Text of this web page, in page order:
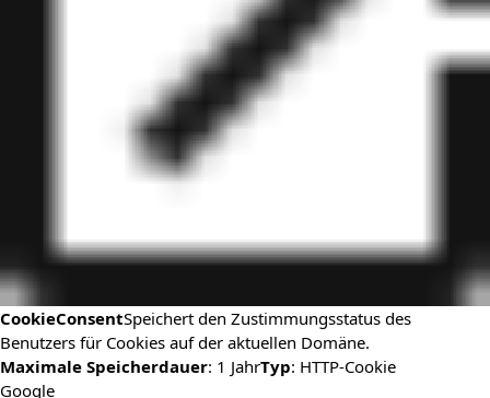
CookieConsentSpeichert den Zustimmungsstatus des
Benutzers für Cookies auf der aktuellen Domäne.
Maximale Speicherdauer: 1 JahrTyp: HTTP-Cookie
Google